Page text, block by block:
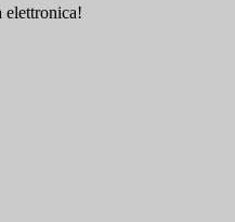
elettronica!